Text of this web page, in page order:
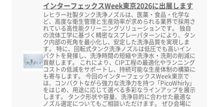
インターフェックスWeek東京2026に出展します
レヒラー社製タンク洗浄ノズルは、医薬・食品・化学な
ど、高度な衛生管理と生産効率が求められる業界で採用さ
れている高性能クリーニングソリューションです。 独自
の流体工学に基づく精密なスプレーパターンにより、タン
ク内部の死角を最小化し、安定した洗浄品質を実現しま
す。 特に、回転式タンク洗浄ノズルは低圧でも高いイン
パクトを発揮し、洗浄時間の短縮や洗浄水・洗剤の削減に
貢献します。 これにより、CIP工程の最適化やランニング
コストの低減をサポートし、持続可能な生産体制の構築に
も寄与します。 今回のインターフェックスWeek東京で
は、コンパクトながら強力な洗浄力を持つ「PicoWhirly」
をはじめ、用途に応じて選べる多彩なラインアップを展示
します。 タンク形状や容量、洗浄目的に合わせた最適な
ノズル選定についてもご相談いただけます。 ぜひ会場に